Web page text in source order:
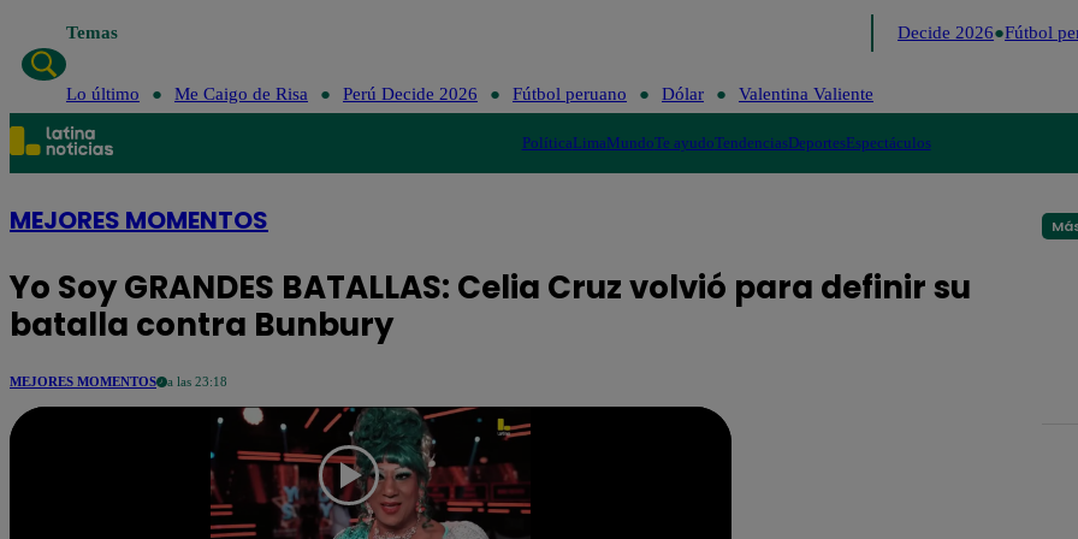
Temas Perú Decide 2026 Fútbol
Lo último Me Caigo de Risa Perú Decide 2026 Fútbol peruano Dólar Valentina Valiente
PolíticaLimaMundoTe ayudoTendenciasDeportesEspectáculos
MEJORES MOMENTOS
Yo Soy GRANDES BATALLAS: Celia Cruz volvió para definir su
batalla contra Bunbury
MEJORES MOMENTOS a las 23:18